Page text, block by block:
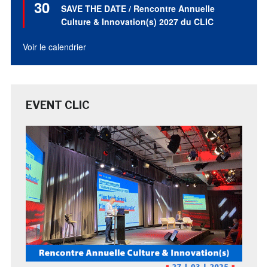
30
en
avant
SAVE THE DATE / Rencontre Annuelle
Culture & Innovation(s) 2027 du CLIC
Voir le calendrier
EVENT CLIC